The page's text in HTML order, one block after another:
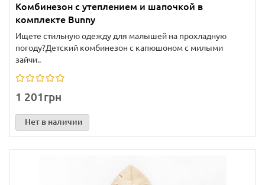
Комбинезон с утеплением и шапочкой в
комплекте Bunny
Ищете стильную одежду для малышей на прохладную
погоду?Детский комбинезон с капюшоном с милыми
зайчи..
1 201грн
Нет в наличии